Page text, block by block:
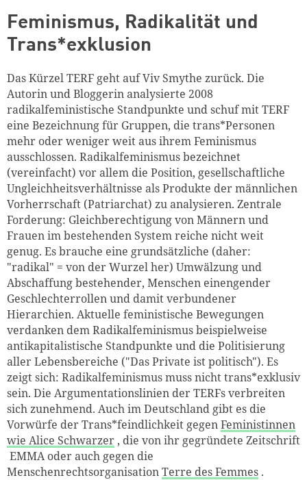
Feminismus, Radikalität und
Trans*exklusion
Das Kürzel TERF geht auf Viv Smythe zurück. Die
Autorin und Bloggerin analysierte 2008
radikalfeministische Standpunkte und schuf mit TERF
eine Bezeichnung für Gruppen, die trans*Personen
mehr oder weniger weit aus ihrem Feminismus
ausschlossen. Radikalfeminismus bezeichnet
(vereinfacht) vor allem die Position, gesellschaftliche
Ungleichheitsverhältnisse als Produkte der männlichen
Vorherrschaft (Patriarchat) zu analysieren. Zentrale
Forderung: Gleichberechtigung von Männern und
Frauen im bestehenden System reiche nicht weit
genug. Es brauche eine grundsätzliche (daher:
"radikal" = von der Wurzel her) Umwälzung und
Abschaffung bestehender, Menschen einengender
Geschlechterrollen und damit verbundener
Hierarchien. Aktuelle feministische Bewegungen
verdanken dem Radikalfeminismus beispielweise
antikapitalistische Standpunkte und die Politisierung
aller Lebensbereiche ("Das Private ist politisch"). Es
zeigt sich: Radikalfeminismus muss nicht trans*exklusiv
sein. Die Argumentationslinien der TERFs verbreiten
sich zunehmend. Auch im Deutschland gibt es die
Vorwürfe der Trans*feindlichkeit gegenFeministinnen
wie Alice Schwarzer , die von ihr gegründete Zeitschrift
EMMA oder auch gegen die
MenschenrechtsorganisationTerre des Femmes .